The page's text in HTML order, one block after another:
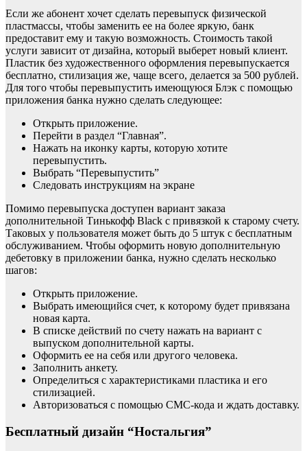
Если же абонент хочет сделать перевыпуск физической
пластмассы, чтобы заменить ее на более яркую, банк
предоставит ему и такую возможность. Стоимость такой
услуги зависит от дизайна, который выберет новый клиент.
Пластик без художественного оформления перевыпускается
бесплатно, стилизация же, чаще всего, делается за 500 рублей.
Для того чтобы перевыпустить имеющуюся Блэк с помощью
приложения банка нужно сделать следующее:
Открыть приложение.
Перейти в раздел “Главная”.
Нажать на иконку карты, которую хотите
перевыпустить.
Выбрать “Перевыпустить”
Следовать инструкциям на экране
Помимо перевыпуска доступен вариант заказа
дополнительной Тинькофф Black с привязкой к старому счету.
Таковых у пользователя может быть до 5 штук с бесплатным
обслуживанием. Чтобы оформить новую дополнительную
дебетовку в приложении банка, нужно сделать несколько
шагов:
Открыть приложение.
Выбрать имеющийся счет, к которому будет привязана
новая карта.
В списке действий по счету нажать на вариант с
выпуском дополнительной карты.
Оформить ее на себя или другого человека.
Заполнить анкету.
Определиться с характеристиками пластика и его
стилизацией.
Авторизоваться с помощью СМС-кода и ждать доставку.
Бесплатный дизайн “Ностальгия”